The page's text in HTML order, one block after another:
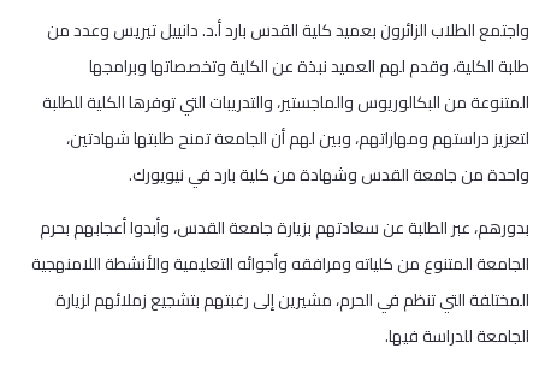
واجتمع الطلاب الزائرون بعميد كلية القدس بارد أ.د. دانييل تيريس وعدد من
طلبة الكلية، وقدم لهم العميد نبذة عن الكلية وتخصصاتها وبرامجها
المتنوعة من البكالوريوس والماجستير، والتدريبات التي توفرها الكلية للطلبة
لتعزيز دراستهم ومهاراتهم، وبين لهم أن الجامعة تمنح طلبتها شهادتين،
واحدة من جامعة القدس وشهادة من كلية بارد في نيويورك.
بدورهم، عبر الطلبة عن سعادتهم بزيارة جامعة القدس، وأبدوا أعجابهم بحرم
الجامعة المتنوع من كلياته ومرافقه وأجوائه التعليمية والأنشطة اللامنهجية
المختلفة التي تنظم في الحرم، مشيرين إلى رغبتهم بتشجيع زملائهم لزيارة
الجامعة للدراسة فيها.